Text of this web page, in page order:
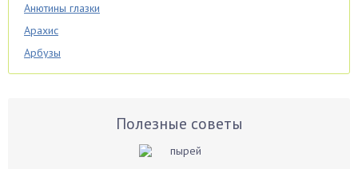
Анютины глазки
Арахис
Арбузы
Аспарагус
Полезные советы